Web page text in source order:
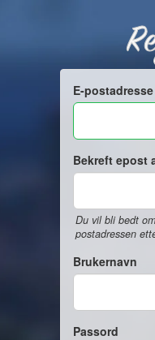
E-postadresse
Bekreft epost
Du vil bli bedt
postadressen
Brukernavn
Passord